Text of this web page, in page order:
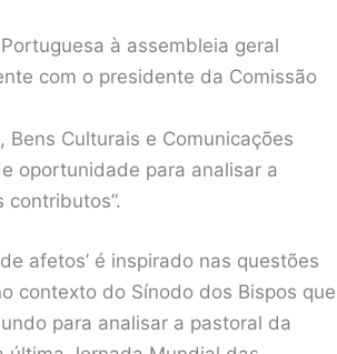
à assembleia geral
com o presidente da Comissão
Culturais e Comunicações
oportunidade para analisar a
afetos’ é inspirado nas questões
contexto do Sínodo dos Bispos que
para analisar a pastoral da